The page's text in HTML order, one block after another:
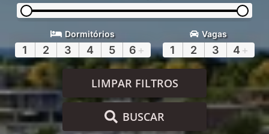
Dormitórios
1 2 3 4 5 6 +
Vagas
1 2 3 4 +
LIMPAR FILTROS
BUSCAR